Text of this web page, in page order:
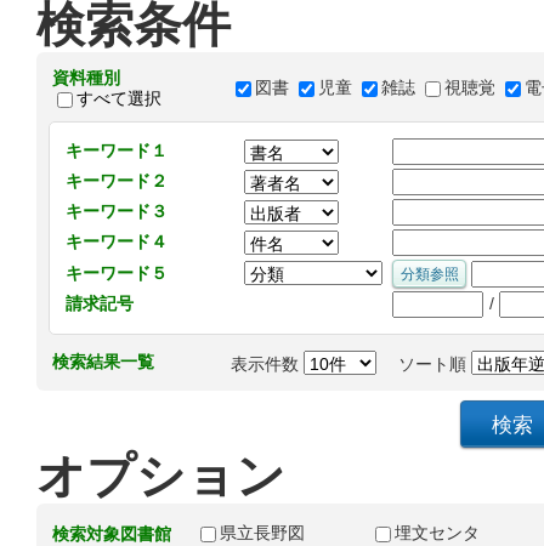
検索条件
資料種別
すべて選択
図書 児童 雑誌 視聴覚
キーワード１
キーワード２
キーワード３
キーワード４
キーワード５
請求記号
/
検索結果一覧 表示件数 ソート順
オプション
検索対象図書館 県立長野図
埋文センタ